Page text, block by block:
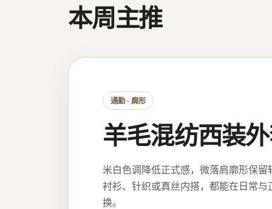
本周主推
通勤 · 廓形
羊毛混纺西装
米白色调降低正式感，微落肩廓形保留
衬衫、针织或真丝内搭，都能在日常与
换。